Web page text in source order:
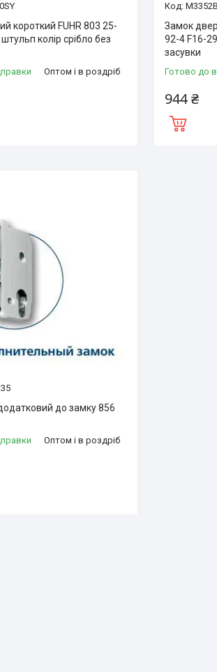
короткий FUHR 803 25-
колір срібло без
Оптом і в роздріб
Замок
92-4 F16-
засувки
Готово до
944 ₴
до замку 856
Оптом і в роздріб